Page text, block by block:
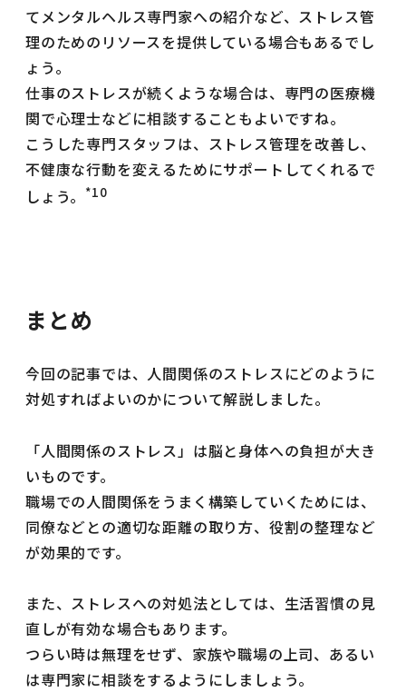
てメンタルヘルス専門家への紹介など、ストレス管
理のためのリソースを提供している場合もあるでし
ょう。
仕事のストレスが続くような場合は、専門の医療機
関で心理士などに相談することもよいですね。
こうした専門スタッフは、ストレス管理を改善し、
不健康な行動を変えるためにサポートしてくれるで
しょう。
*10
まとめ
今回の記事では、人間関係のストレスにどのように
対処すればよいのかについて解説しました。
「人間関係のストレス」は脳と身体への負担が大き
いものです。
職場での人間関係をうまく構築していくためには、
同僚などとの適切な距離の取り方、役割の整理など
が効果的です。
また、ストレスへの対処法としては、生活習慣の見
直しが有効な場合もあります。
つらい時は無理をせず、家族や職場の上司、あるい
は専門家に相談をするようにしましょう。